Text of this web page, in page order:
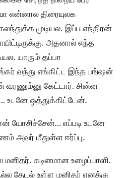
என்னால திரையுலக
முடியல. இப்ப எந்திரன்
அதனால் எந்த
யாரும் தப்பா
வந்து எங்கிட்ட இந்த பங்ஷன்
கேட்டார். சின்ன
ஒத்துக்கிட்டேன்.
யோசிச்சேன்… எப்படி உடனே
அவர் மீதுள்ள ஈர்ப்பு.
கடினமான உழைப்பாளி.
தேடல் உள்ள மனிதர் எனக்கு